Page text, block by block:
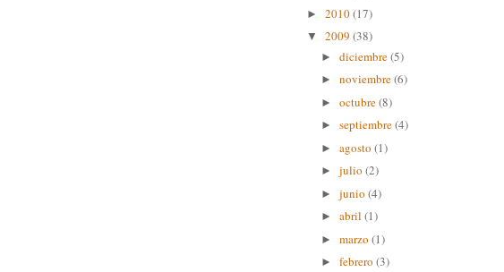
► 2010(17)
▼ 2009 (38)
► diciembre(5)
► noviembre(6)
► octubre(8)
► septiembre(4)
► agosto (1)
► julio (2)
► junio (4)
► abril (1)
► marzo (1)
► febrero (3)